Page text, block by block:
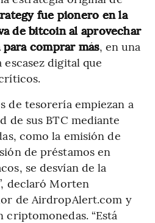
fue pionero en la
de bitcoin al aprovechar
comprar más, en una
digital que
de tesorería empiezan a
de sus BTC mediante
como la emisión de
de préstamos en
se desvían de la
declaró Morten
de AirdropAlert.com y
“Está